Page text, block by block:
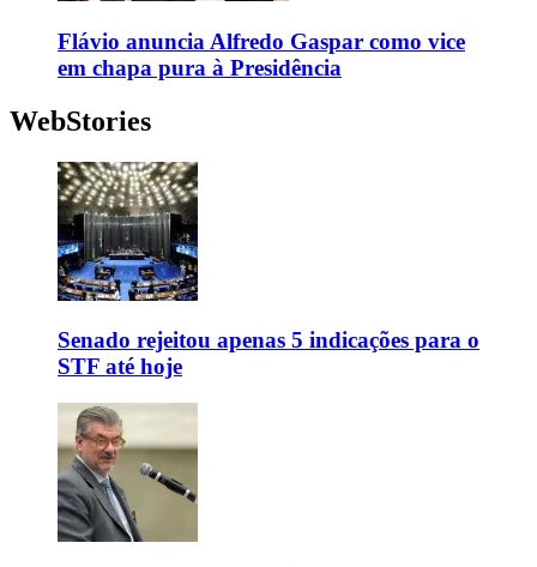
Flávio anuncia Alfredo Gaspar como vice
em chapa pura à Presidência
WebStories
Senado rejeitou apenas 5 indicações para o
STF até hoje